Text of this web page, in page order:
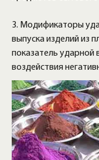
3. Модификаторы
выпуска изделий из
показатель
воздействия